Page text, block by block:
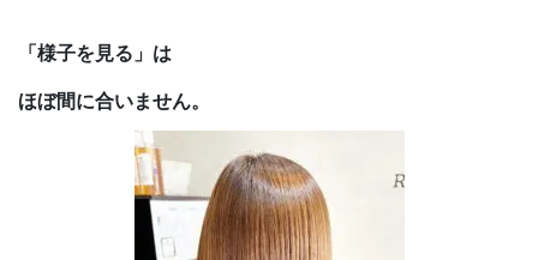
「様子を見る」は
ほぼ間に合いません。